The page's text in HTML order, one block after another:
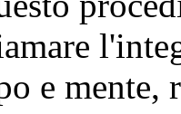
e mente,